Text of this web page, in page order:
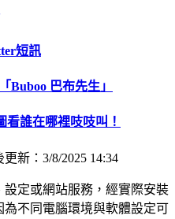
短訊
Buboo 巴布先生」
看誰在哪裡吱吱叫！
新：3/8/2025 14:34
設定或網站服務，經實際安裝
不同電腦環境與軟體設定可